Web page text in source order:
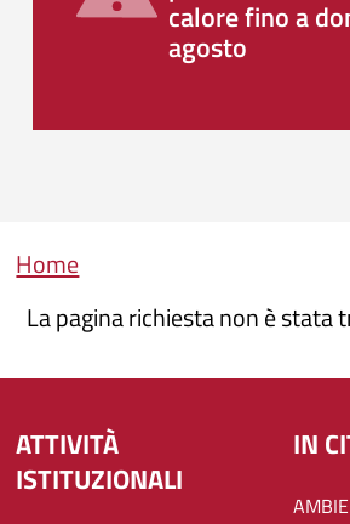
calore fino a
agosto
Briciole di pane
Home
La pagina richiesta non è stata
ATTIVITÀ
ISTITUZIONALI
IN